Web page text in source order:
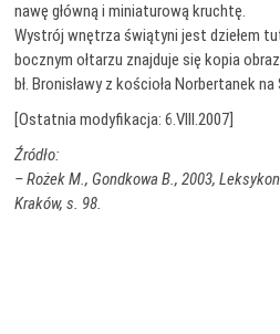
nawę główną i miniaturową kruchtę.
Wystrój wnętrza świątyni jest dziełem
bocznym ołtarzu znajduje się kopia
bł. Bronisławy z kościoła Norbertanek
[Ostatnia modyfikacja: 6.VIII.2007]
Źródło:
– Rożek M., Gondkowa B., 2003,
Kraków, s. 98.